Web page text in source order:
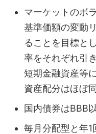
マーケットのボ
基準価額の変動
ることを目標と
率をそれぞれ引
短期金融資産等
資産配分はほぼ
国内債券はBBB
毎月分配型と年1